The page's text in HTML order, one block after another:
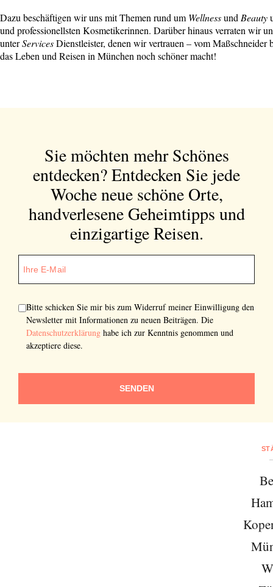
Dazu beschäftigen wir uns mit Themen rund um Wellnessund Beauty
und professionellsten Kosmetikerinnen. Darüber hinaus verraten wir
unterServicesDienstleister, denen wir vertrauen – vom
das Leben und Reisen in München noch schöner macht!
Sie möchten mehr Schönes
entdecken?Entdecken Sie jede
Woche neue schöne Orte,
handverlesene Geheimtipps und
einzigartige Reisen.
Bitte schicken Sie mir bis zum Widerruf meiner Einwilligung den
Newsletter mit Informationen zu neuen Beiträgen. Die
Datenschutzerklärung habe ich zur Kenntnis genommen und
akzeptiere diese.
SENDEN